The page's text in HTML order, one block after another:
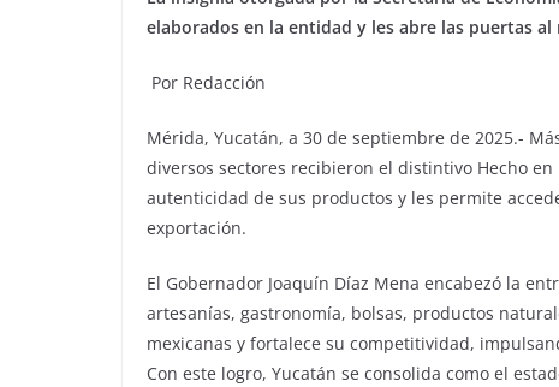
elaborados en la entidad y les abre las puertas
Por Redacción
Mérida, Yucatán, a 30 de septiembre de 2025.-
diversos sectores recibieron el distintivo Hecho
autenticidad de sus productos y les permite
exportación.
El Gobernador Joaquín Díaz Mena encabezó la
artesanías, gastronomía, bolsas, productos
mexicanas y fortalece su competitividad,
Con este logro, Yucatán se consolida como el